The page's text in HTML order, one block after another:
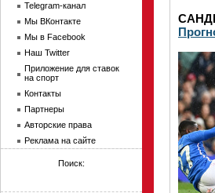
Telegram-канал
Мы ВКонтакте
Мы в Facebook
Наш Twitter
Приложение для ставок
на спорт
Контакты
Партнеры
Авторские права
Реклама на сайте
Поиск: